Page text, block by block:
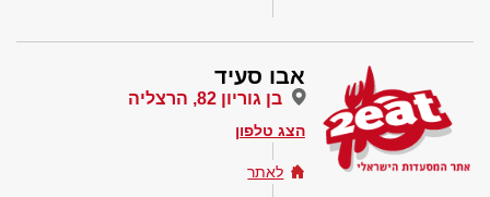
אבו סעיד
בן גוריון 82, הרצליה
הצג טלפון
לאתר